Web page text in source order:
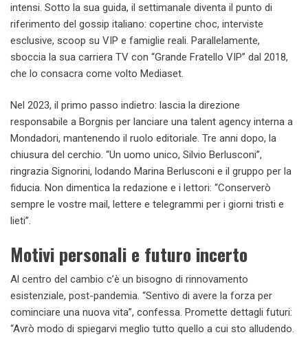
intensi. Sotto la sua guida, il settimanale diventa il punto di
riferimento del gossip italiano: copertine choc, interviste
esclusive, scoop su VIP e famiglie reali. Parallelamente,
sboccia la sua carriera TV con “Grande Fratello VIP” dal 2018,
che lo consacra come volto Mediaset.
Nel 2023, il primo passo indietro: lascia la direzione
responsabile a Borgnis per lanciare una talent agency interna a
Mondadori, mantenendo il ruolo editoriale. Tre anni dopo, la
chiusura del cerchio. “Un uomo unico, Silvio Berlusconi”,
ringrazia Signorini, lodando Marina Berlusconi e il gruppo per la
fiducia. Non dimentica la redazione e i lettori: “Conserverò
sempre le vostre mail, lettere e telegrammi per i giorni tristi e
lieti”.
Motivi personali e futuro incerto
Al centro del cambio c’è un bisogno di rinnovamento
esistenziale, post-pandemia. “Sentivo di avere la forza per
cominciare una nuova vita”, confessa. Promette dettagli futuri:
“Avrò modo di spiegarvi meglio tutto quello a cui sto alludendo.